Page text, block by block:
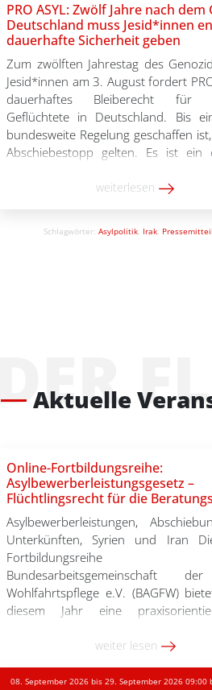
PRO ASYL: Zwölf Jahre nach dem
Deutschland muss Jesid*innen
dauerhafte Sicherheit geben
Zum zwölften Jahrestag des
Jesid*innen am 3. August fordert
dauerhaftes Bleiberecht für
Geflüchtete in Deutschland. Bis
bundesweite Regelung geschaffen
Abschiebestopp gelten. Es ist ein
Jesid*innen anzuerkennen und
weiterlesen
Schlagwörter: Asylpolitik, Irak,
DER
Aktuelle
Online-Fortbildungsreihe:
Asylbewerberleistungsgesetz –
Flüchtlingsrecht für die
Asylbewerberleistungen,
Unterkünften, Syrien und Iran
Bundesarbeitsgemeinschaft
Wohlfahrtspflege e.V. (BAGFW)
diesem Jahr eine
ausgewählten Themen.
vermitteln fundiertes Wissen zu
rechtlichen
weiter lesen
08. September 2026 bis 29. September 2026 09:00